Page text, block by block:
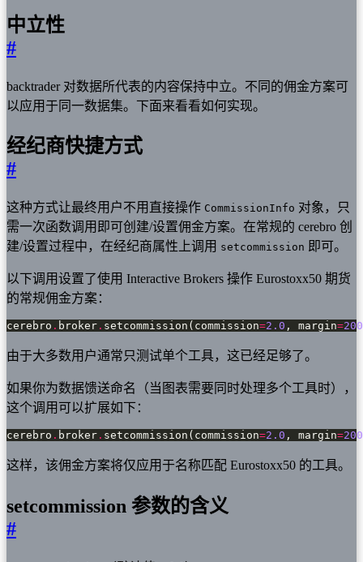
中立性
#
backtrader 对数据所代表的内容保持中立。不同的佣金方案可
以应用于同一数据集。下面来看看如何实现。
经纪商快捷方式
#
这种方式让最终用户不用直接操作 CommissionInfo 对象，只
需一次函数调用即可创建/设置佣金方案。在常规的 cerebro 创
建/设置过程中，在经纪商属性上调用 setcommission 即可。
以下调用设置了使用 Interactive Brokers 操作 Eurostoxx50 期货
的常规佣金方案：
cerebro . broker . setcommission(commission=2.0 , margin=
由于大多数用户通常只测试单个工具，这已经足够了。
如果你为数据馈送命名（当图表需要同时处理多个工具时），
这个调用可以扩展如下：
cerebro . broker . setcommission(commission=2.0 , margin=
这样，该佣金方案将仅应用于名称匹配 Eurostoxx50 的工具。
setcommission 参数的含义
#